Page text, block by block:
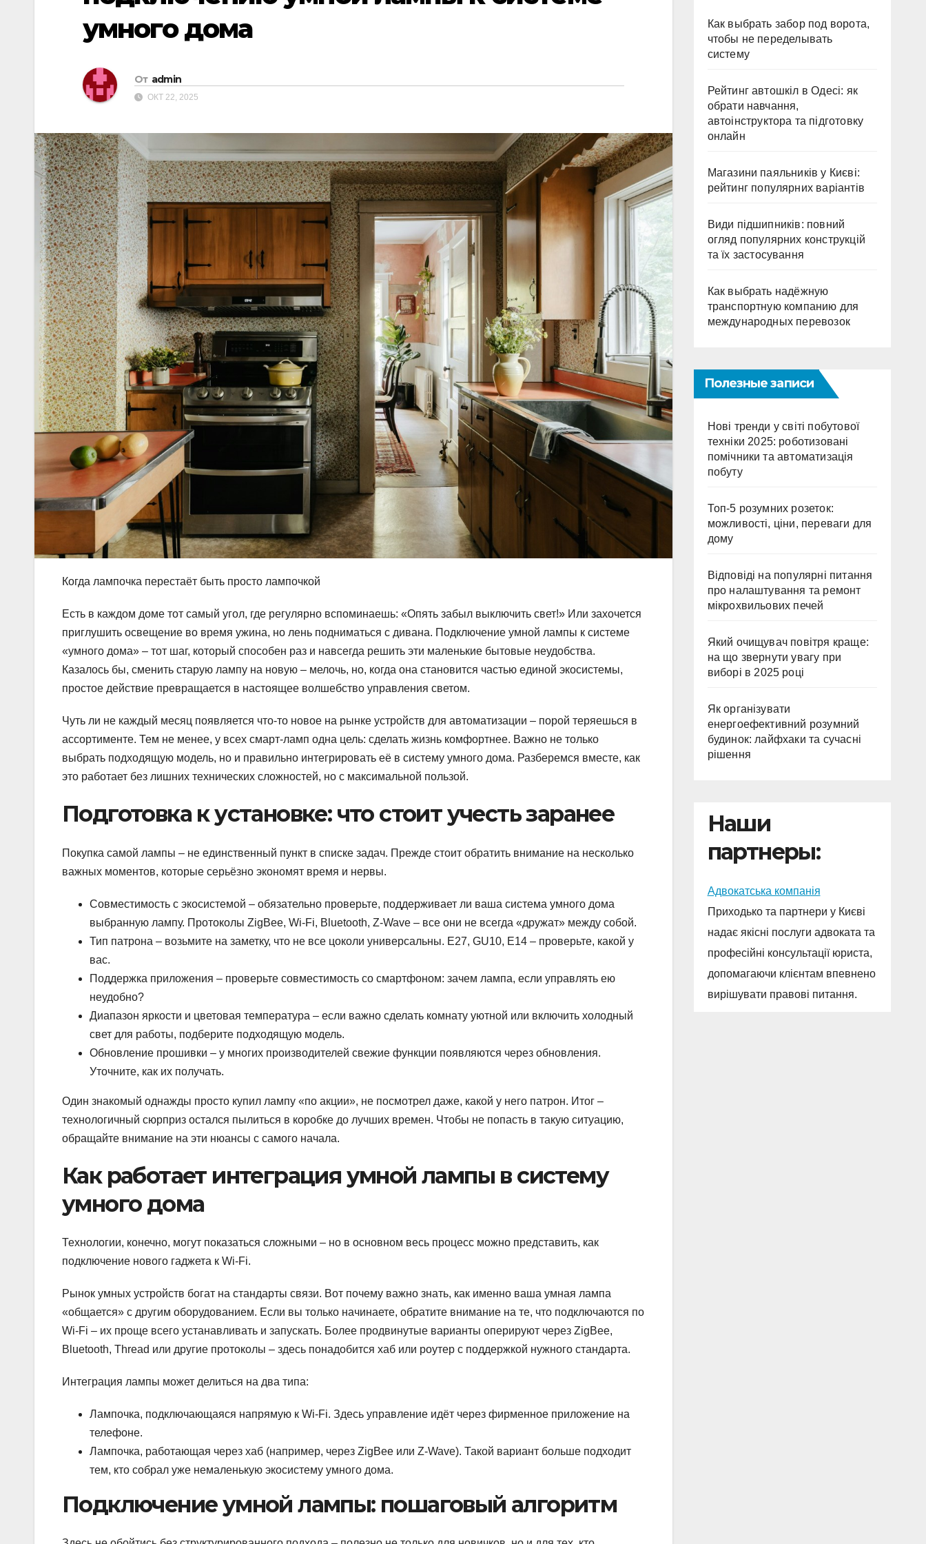
умного дома
От admin
ОКТ 22, 2025
Когда лампочка перестаёт быть просто лампочкой
Есть в каждом доме тот самый угол, где регулярно вспоминаешь: «Опять забыл выключить свет!» Или захочется
приглушить освещение во время ужина, но лень подниматься с дивана. Подключение умной лампы к системе
«умного дома» – тот шаг, который способен раз и навсегда решить эти маленькие бытовые неудобства.
Казалось бы, сменить старую лампу на новую – мелочь, но, когда она становится частью единой экосистемы,
простое действие превращается в настоящее волшебство управления светом.
Чуть ли не каждый месяц появляется что-то новое на рынке устройств для автоматизации – порой теряешься в
ассортименте. Тем не менее, у всех смарт-ламп одна цель: сделать жизнь комфортнее. Важно не только
выбрать подходящую модель, но и правильно интегрировать её в систему умного дома. Разберемся вместе, как
это работает без лишних технических сложностей, но с максимальной пользой.
Подготовка к установке: что стоит учесть заранее
Покупка самой лампы – не единственный пункт в списке задач. Прежде стоит обратить внимание на несколько
важных моментов, которые серьёзно экономят время и нервы.
Совместимость с экосистемой – обязательно проверьте, поддерживает ли ваша система умного дома
выбранную лампу. Протоколы ZigBee, Wi-Fi, Bluetooth, Z-Wave – все они не всегда «дружат» между собой.
Тип патрона – возьмите на заметку, что не все цоколи универсальны. Е27, GU10, E14 – проверьте, какой у
вас.
Поддержка приложения – проверьте совместимость со смартфоном: зачем лампа, если управлять ею
неудобно?
Диапазон яркости и цветовая температура – если важно сделать комнату уютной или включить холодный
свет для работы, подберите подходящую модель.
Обновление прошивки – у многих производителей свежие функции появляются через обновления.
Уточните, как их получать.
Один знакомый однажды просто купил лампу «по акции», не посмотрел даже, какой у него патрон. Итог –
технологичный сюрприз остался пылиться в коробке до лучших времен. Чтобы не попасть в такую ситуацию,
обращайте внимание на эти нюансы с самого начала.
Как работает интеграция умной лампы в систему
умного дома
Технологии, конечно, могут показаться сложными – но в основном весь процесс можно представить, как
подключение нового гаджета к Wi-Fi.
Рынок умных устройств богат на стандарты связи. Вот почему важно знать, как именно ваша умная лампа
«общается» с другим оборудованием. Если вы только начинаете, обратите внимание на те, что подключаются по
Wi-Fi – их проще всего устанавливать и запускать. Более продвинутые варианты оперируют через ZigBee,
Bluetooth, Thread или другие протоколы – здесь понадобится хаб или роутер с поддержкой нужного стандарта.
Интеграция лампы может делиться на два типа:
Лампочка, подключающаяся напрямую к Wi-Fi. Здесь управление идёт через фирменное приложение на
телефоне.
Лампочка, работающая через хаб (например, через ZigBee или Z-Wave). Такой вариант больше подходит
тем, кто собрал уже немаленькую экосистему умного дома.
Подключение умной лампы: пошаговый алгоритм
Как выбрать забор под ворота,
чтобы не переделывать
систему
Рейтинг автошкіл в Одесі: як
обрати навчання,
автоінструктора та підготовку
онлайн
Магазини паяльників у Києві:
рейтинг популярних варіантів
Види підшипників: повний
огляд популярних конструкцій
та їх застосування
Как выбрать надёжную
транспортную компанию для
международных перевозок
Полезные записи
Нові тренди у світі побутової
техніки 2025: роботизовані
помічники та автоматизація
побуту
Топ-5 розумних розеток:
можливості, ціни, переваги для
дому
Відповіді на популярні питання
про налаштування та ремонт
мікрохвильових печей
Який очищувач повітря краще:
на що звернути увагу при
виборі в 2025 році
Як організувати
енергоефективний розумний
будинок: лайфхаки та сучасні
рішення
Наши
партнеры:
Адвокатська компанія
Приходько та партнери у Києві
надає якісні послуги адвоката та
професійні консультації юриста,
допомагаючи клієнтам впевнено
вирішувати правові питання.